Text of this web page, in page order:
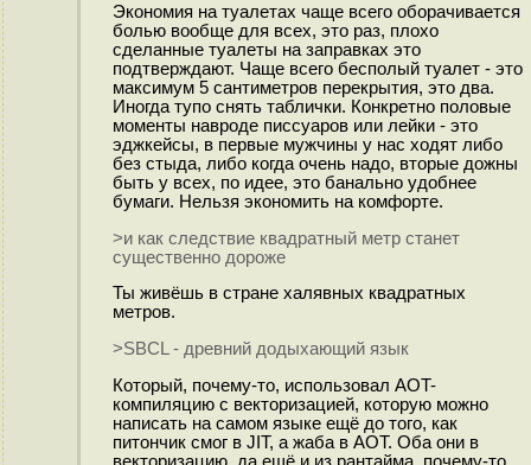
Экономия на туалетах чаще всего оборачивается
болью вообще для всех, это раз, плохо
сделанные туалеты на заправках это
подтверждают. Чаще всего бесполый туалет - это
максимум 5 сантиметров перекрытия, это два.
Иногда тупо снять таблички. Конкретно половые
моменты навроде писсуаров или лейки - это
эджкейсы, в первые мужчины у нас ходят либо
без стыда, либо когда очень надо, вторые дожны
быть у всех, по идее, это банально удобнее
бумаги. Нельзя экономить на комфорте.
>и как следствие квадратный метр станет
существенно дороже
Ты живёшь в стране халявных квадратных
метров.
>SBCL - древний додыхающий язык
Который, почему-то, использовал AOT-
компиляцию с векторизацией, которую можно
написать на самом языке ещё до того, как
питончик смог в JIT, а жаба в AOT. Оба они в
векторизацию, да ещё и из рантайма, почему-то